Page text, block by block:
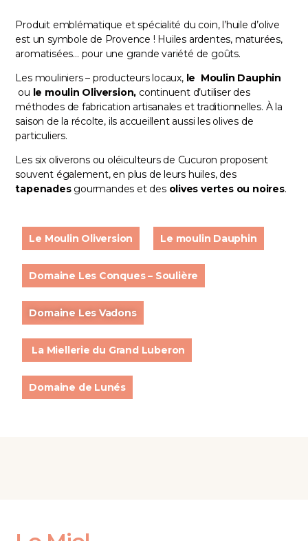
Produit emblématique et spécialité du coin, l’huile d’olive
est un symbole de Provence ! Huiles ardentes, maturées,
aromatisées… pour une grande variété de goûts.
Les mouliniers – producteurs locaux,le Moulin Dauphin
ou le moulin Oliversion, continuent d’utiliser des
méthodes de fabrication artisanales et traditionnelles. À la
saison de la récolte, ils accueillent aussi les olives de
particuliers.
Les six oliverons ou oléiculteursde Cucuron proposent
souvent également, en plus de leurs huiles, des
tapenadesgourmandes et des olives vertes ou noires.
Le Moulin Oliversion Le moulin Dauphin
Domaine Les Conques – Soulière
Domaine Les Vadons
La Miellerie du Grand Luberon
Domaine de Lunés